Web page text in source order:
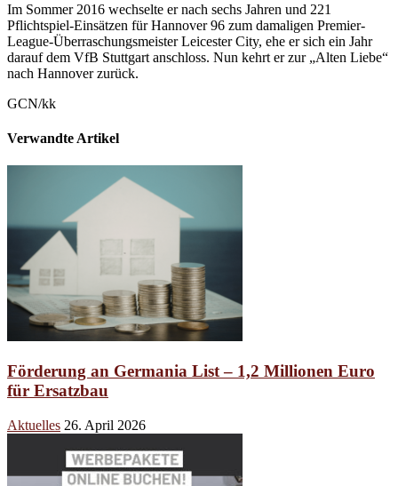
Im Sommer 2016 wechselte er nach sechs Jahren und 221
Pflichtspiel-Einsätzen für Hannover 96 zum damaligen Premier-
League-Überraschungsmeister Leicester City, ehe er sich ein Jahr
darauf dem VfB Stuttgart anschloss. Nun kehrt er zur „Alten Liebe“
nach Hannover zurück.
GCN/kk
Verwandte Artikel
Förderung an Germania List – 1,2 Millionen Euro
für Ersatzbau
Aktuelles 26. April 2026